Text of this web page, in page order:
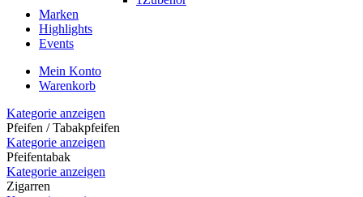
Marken
Highlights
Events
Mein Konto
Warenkorb
Kategorie anzeigen
Pfeifen / Tabakpfeifen
Kategorie anzeigen
Pfeifentabak
Kategorie anzeigen
Zigarren